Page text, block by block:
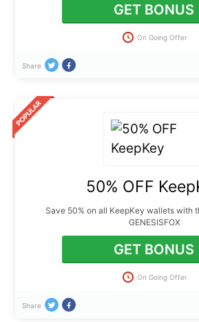
GET BONUS
On Going Offer
Share
50% OFF
Save 50% on all KeepKey wallets with
GENESISFOX
GET BONUS
On Going Offer
Share